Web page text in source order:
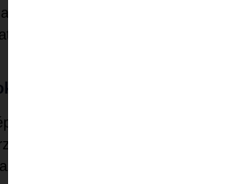
válaszolnak a
visszajelzések alapján, ezáltal
partnerségre más helyi
stratégia lehetővé teszi, hogy új
ajánlások révén.